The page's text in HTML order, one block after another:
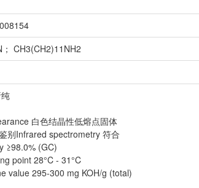
CH3(CH2)11NH2
白色结晶性低熔点固体
别Infrared spectrometry 符合
≥98.0% (GC)
point 28°C - 31°C
value 295-300 mg KOH/g (total)